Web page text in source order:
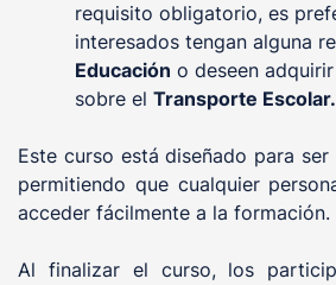
requisito obligatorio, es
interesados tengan alguna
Educación o deseen
sobre el Transporte Escolar.
Este curso está diseñado para
permitiendo que cualquier
acceder fácilmente a la formación.
Al finalizar el curso, los